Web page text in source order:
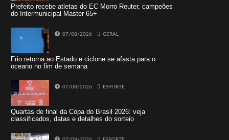
Prefeito recebe atletas do EC Morro Reuter, campeões
do Intermunicipal Master 65+
07/08/2026 GERAL
Frio retorna ao Estado e ciclone se afasta para o
oceano no fim de semana
07/08/2026 ESPORTE
Quartas de final da Copa do Brasil 2026: veja
classificados, datas e detalhes do sorteio